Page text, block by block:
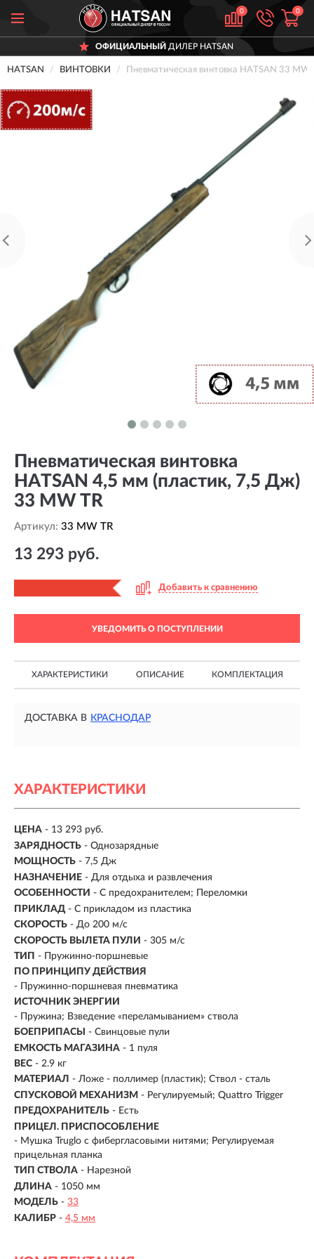
0 0
ОФИЦИАЛЬНЫЙДИЛЕР HATSAN
HATSAN ВИНТОВКИ Пневматическая винтовка HATSAN 33
Пневматическая винтовка
HATSAN 4,5 мм (пластик, 7,5 Дж)
33 MW TR
Артикул: 33 MW TR
13 293 руб.
Добавить к сравнению
УВЕДОМИТЬ О ПОСТУПЛЕНИИ
ХАРАКТЕРИСТИКИ ОПИСАНИЕ КОМПЛЕКТАЦИЯ
ДОСТАВКА В КРАСНОДАР
ХАРАКТЕРИСТИКИ
ЦЕНА - 13 293 руб.
ЗАРЯДНОСТЬ - Однозарядные
МОЩНОСТЬ - 7,5 Дж
НАЗНАЧЕНИЕ - Для отдыха и развлечения
ОСОБЕННОСТИ - С предохранителем; Переломки
ПРИКЛАД - С прикладом из пластика
СКОРОСТЬ - До 200 м/с
СКОРОСТЬ ВЫЛЕТА ПУЛИ - 305 м/с
ТИП - Пружинно-поршневые
ПО ПРИНЦИПУ ДЕЙСТВИЯ
- Пружинно-поршневая пневматика
ИСТОЧНИК ЭНЕРГИИ
- Пружина; Взведение «переламыванием» ствола
БОЕПРИПАСЫ
- Свинцовые пули
ЕМКОСТЬ МАГАЗИНА - 1 пуля
ВЕС - 2.9 кг
МАТЕРИАЛ - Ложе - поллимер (пластик); Ствол - сталь
СПУСКОВОЙ МЕХАНИЗМ - Регулируемый; Quattro Trigger
ПРЕДОХРАНИТЕЛЬ - Есть
ПРИЦЕЛ. ПРИСПОСОБЛЕНИЕ
- Мушка Truglo с фибергласовыми нитями; Регулируемая
прицельная планка
ТИП СТВОЛА - Нарезной
ДЛИНА - 1050 мм
МОДЕЛЬ - 33
КАЛИБР - 4,5 мм